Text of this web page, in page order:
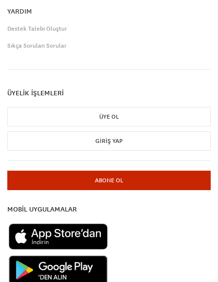
YARDIM
Destek Talebi Oluştur
Sıkça Sorulan Sorular
ÜYELİK İŞLEMLERİ
ÜYE OL
GIRIŞ YAP
ABONE OL
MOBİL UYGULAMALAR